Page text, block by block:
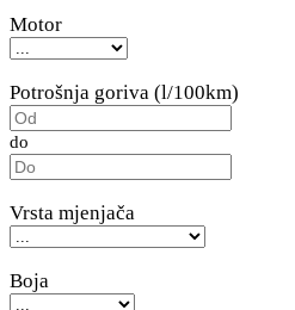
Motor
Potrošnja goriva (l/100km)
do
Vrsta mjenjača
Boja